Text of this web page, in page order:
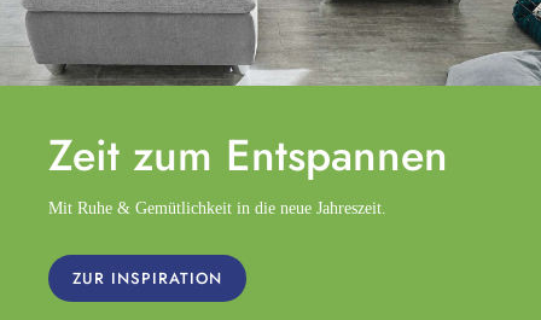
Zeit zum Entspannen
Mit Ruhe & Gemütlichkeit in die neue Jahreszeit.
ZUR INSPIRATION